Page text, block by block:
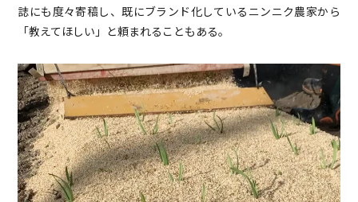
誌にも度々寄稿し、既にブランド化しているニンニク農家から
「教えてほしい」と頼まれることもある。